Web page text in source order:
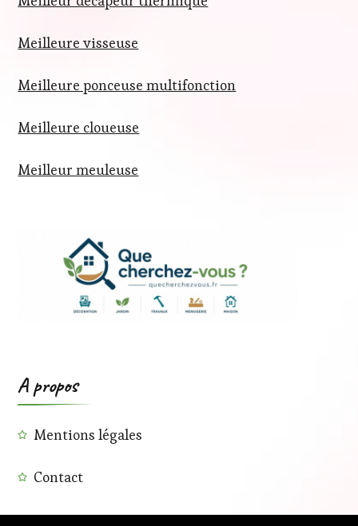
Meilleure visseuse
Meilleure ponceuse multifonction
Meilleure cloueuse
Meilleur meuleuse
A propos
Mentions légales
Contact